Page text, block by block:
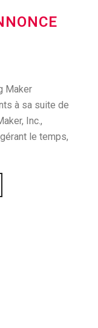
Maker
à sa suite de
Inc.,
le temps,